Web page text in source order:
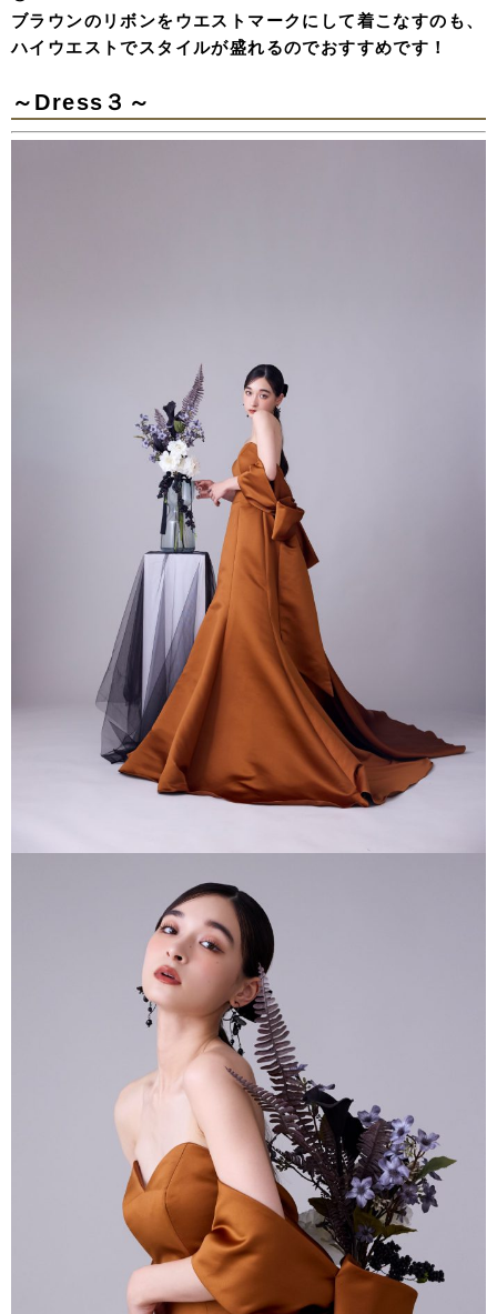
ブラウンのリボンをウエストマークにして着こなすのも、
ハイウエストでスタイルが盛れるのでおすすめです！
～Dress３～